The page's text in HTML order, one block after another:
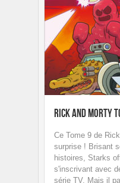
Rick and Morty
Ce Tome 9 de
surprise ! Brisant
histoires, Starks
s'inscrivant avec
série TV. Mais il